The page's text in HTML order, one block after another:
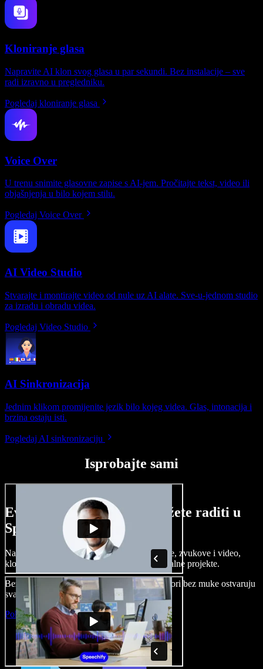
Kloniranje glasa
Napravite AI klon svog glasa u par sekundi. Bez instalacije – sve
radi izravno u pregledniku.
Pogledaj kloniranje glasa
Voice Over
U trenu snimite glasovne zapise s AI-jem. Pročitajte tekst, video ili
objašnjenja u bilo kojem stilu.
Pogledaj Voice Over
AI Video Studio
Stvarajte i montirajte video od nule uz AI alate. Sve-u-jednom studio
za izradu i obradu videa.
Pogledaj Video Studio
AI Sinkronizacija
Jednim klikom promijenite jezik bilo kojeg videa. Glas, intonacija i
brzina ostaju isti.
Pogledaj AI sinkronizaciju
Isprobajte sami
Evo malog pregleda što možete raditi u
Speechify Studiju.
Napravite voice overe, dodajte besplatne slike, zvukove i video,
klonirajte svoj glas i složite sjajne audio-vizualne projekte.
Bez učenja i sve dostupno u pregledniku, autori bez muke ostvaruju
svaku kreativnu ideju.
Pokreni Studio